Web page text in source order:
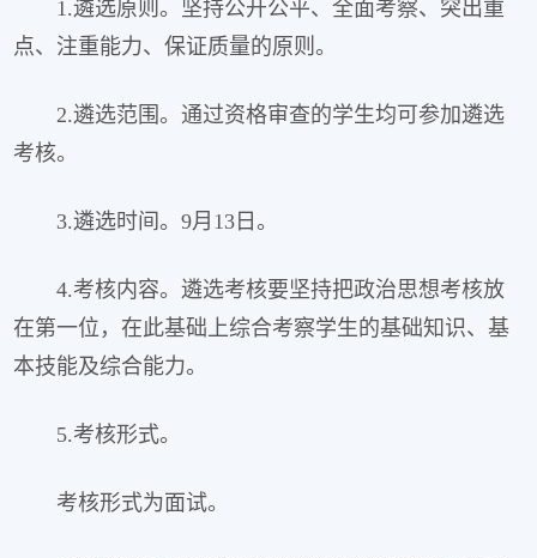
1.遴选原则。坚持公开公平、全面考察、突出重
点、注重能力、保证质量的原则。
2.遴选范围。通过资格审查的学生均可参加遴选
考核。
3.遴选时间。9月13日。
4.考核内容。遴选考核要坚持把政治思想考核放
在第一位，在此基础上综合考察学生的基础知识、基
本技能及综合能力。
5.考核形式。
考核形式为面试。